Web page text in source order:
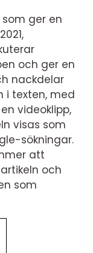
ger en
och ger en
nackdelar
i texten, med
videoklipp,
visas som
sökningar.
att
och
som